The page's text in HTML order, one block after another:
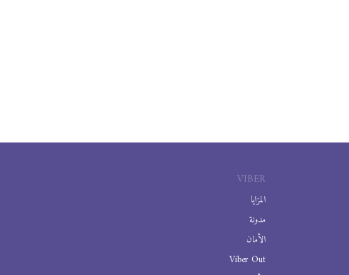
VIBER
المزايا
مدونة
الأمان
Viber Out